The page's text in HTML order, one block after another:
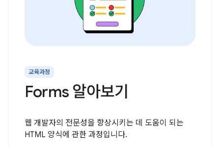
교육과정
Forms 알아보기
웹 개발자의 전문성을 향상시키는 데 도움이 되는
HTML 양식에 관한 과정입니다.